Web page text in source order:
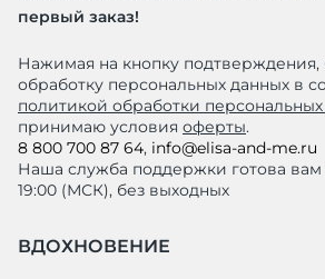
первый заказ!
Нажимая на кнопку подтверждения,
обработку персональных данных в
политикой обработки
принимаю условия оферты.
8 800 700 87 64, info@elisa-and-me.ru
Наша служба поддержки готова вам
19:00 (МСК), без выходных
ВДОХНОВЕНИЕ